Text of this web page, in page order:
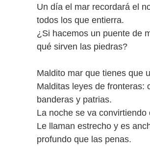
Un día el mar recordará el
todos los que entierra.
¿Si hacemos un puente de
qué sirven las piedras?
Maldito mar que tienes que
Malditas leyes de fronteras:
banderas y patrias.
La noche se va convirtiendo
Le llaman estrecho y es
profundo que las penas.